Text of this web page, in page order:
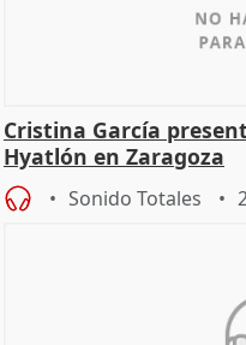
Cristina García
Hyatlón en Zaragoza
Sonido Totales